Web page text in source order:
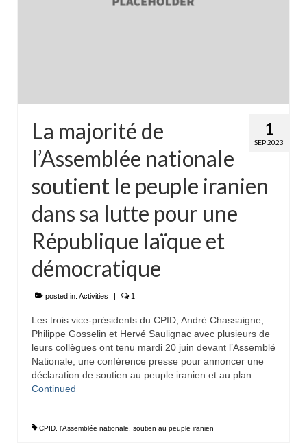
1
SEP 2023
La majorité de
l’Assemblée nationale
soutient le peuple iranien
dans sa lutte pour une
République laïque et
démocratique
posted in: Activities | 1
Les trois vice-présidents du CPID, André Chassaigne,
Philippe Gosselin et Hervé Saulignac avec plusieurs de
leurs collègues ont tenu mardi 20 juin devant l’Assemblé
Nationale, une conférence presse pour annoncer une
déclaration de soutien au peuple iranien et au plan …
Continued
CPID l'Assemblée nationale soutien au peuple iranien